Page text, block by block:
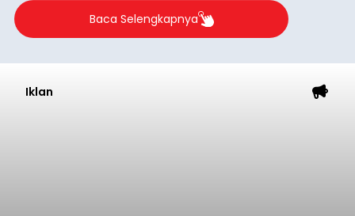
Baca Selengkapnya
Iklan